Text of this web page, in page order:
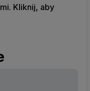
Kliknij, aby